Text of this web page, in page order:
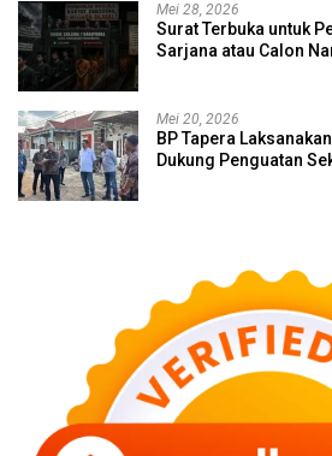
Mei 28, 2026
Surat Terbuka untuk
Sarjana atau Calon
Mei 20, 2026
BP Tapera
Dukung Penguatan